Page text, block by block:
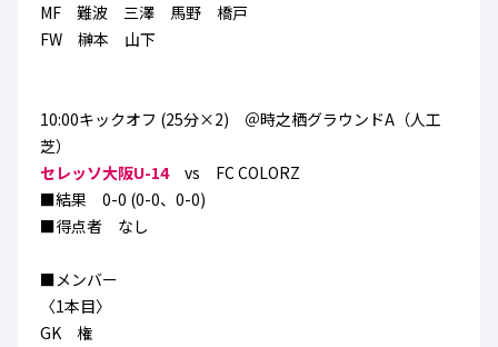
MF 難波 三澤 馬野 橋戸
FW 榊本 山下
10:00キックオフ (25分×2) ＠時之栖グラウンドA（人工
芝）
セレッソ大阪U-14vs FC COLORZ
■結果 0-0 (0-0、0-0)
■得点者 なし
■メンバー
〈1本目〉
GK 権